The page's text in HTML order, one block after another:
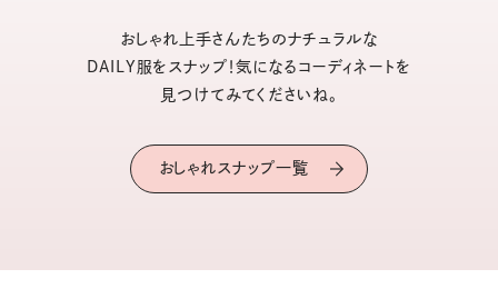
おしゃれ上手さんたちのナチュラルな
DAILY服をスナップ！気になるコーディネートを
見つけてみてくださいね。
おしゃれスナップ一覧